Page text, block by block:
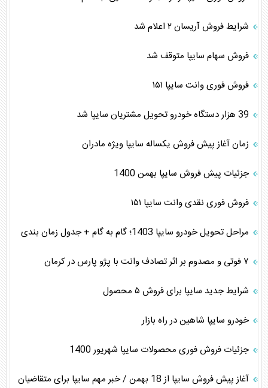
شرایط فروش آریسان ۲ اعلام شد
فروش سهام سایپا متوقف شد
فروش فوری وانت سایپا ۱۵۱
زمان آغاز پیش فروش یکساله سایپا ویژه مادران
جزئیات پیش فروش سایپا بهمن 1400
فروش فوری نقدی وانت سایپا ۱۵۱
مراحل تحویل خودرو سایپا 1403؛ گام به گام + جدول زمان بندی
شرایط جدید سایپا برای فروش ۵ محصول
خودرو سایپا شاهین در راه بازار
جزئیات فروش فوری محصولات سایپا شهریور 1400
آغاز پیش فروش سایپا از 18 بهمن / خبر مهم سایپا برای متقاضیان